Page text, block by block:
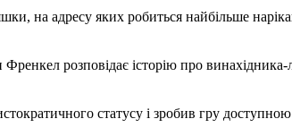
на адресу яких робиться найбільше
розповідає історію про
статусу і зробив гру